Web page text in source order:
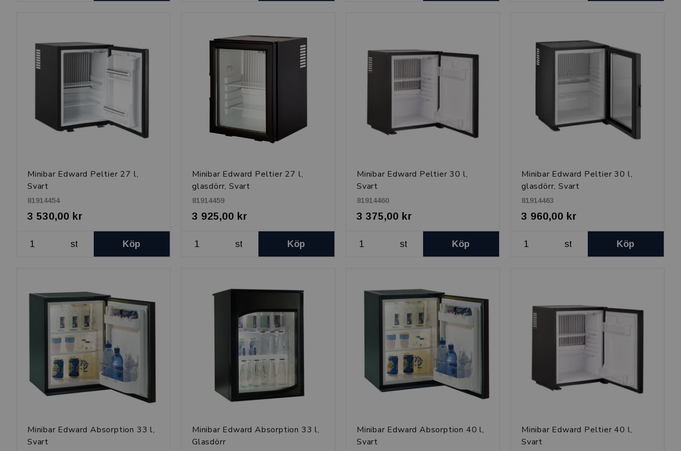
Minibar Edward Peltier 27 l,
Svart
81914454
3 530,00 kr
st Köp
Minibar Edward Peltier 27 l,
glasdörr, Svart
81914459
3 925,00 kr
st Köp
Minibar Edward Peltier 30 l,
Svart
81914460
3 375,00 kr
st Köp
Minibar Edward Peltier 30 l,
glasdörr, Svart
81914463
3 960,00 kr
st Köp
Minibar Edward Absorption 33 l,
Svart
Minibar Edward Absorption 33 l,
Glasdörr
Minibar Edward Absorption 40 l,
Svart
Minibar Edward Peltier 40 l,
Svart